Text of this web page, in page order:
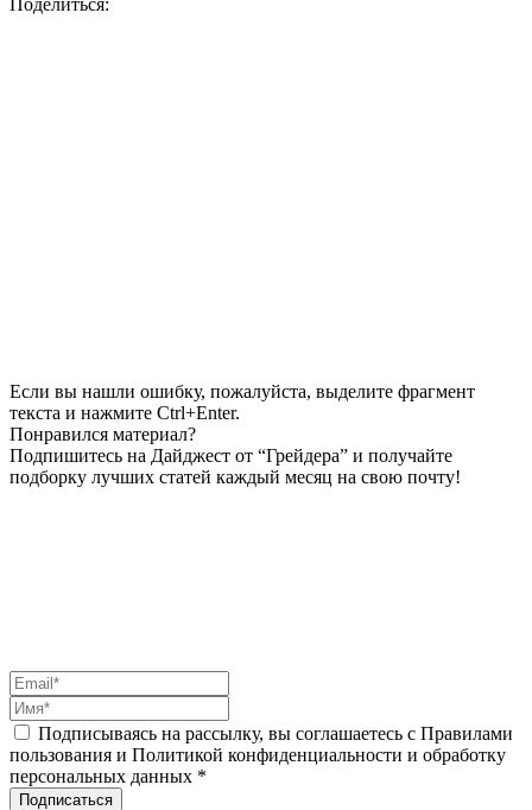
Если вы нашли ошибку, пожалуйста, выделите фрагмент
текста и нажмите Ctrl+Enter.
Понравился материал?
Подпишитесь на Дайджест от “Грейдера” и получайте
подборку лучших статей каждый месяц на свою почту!
Подписываясь на рассылку, вы соглашаетесь с Правилами
пользования и Политикой конфиденциальности и обработку
персональных данных *
Подписаться